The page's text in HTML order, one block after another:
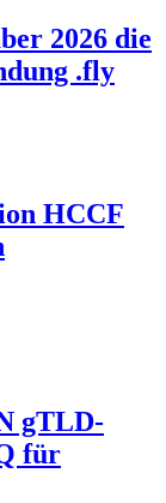
2026 die
.fly
HCCF
gTLD-
für